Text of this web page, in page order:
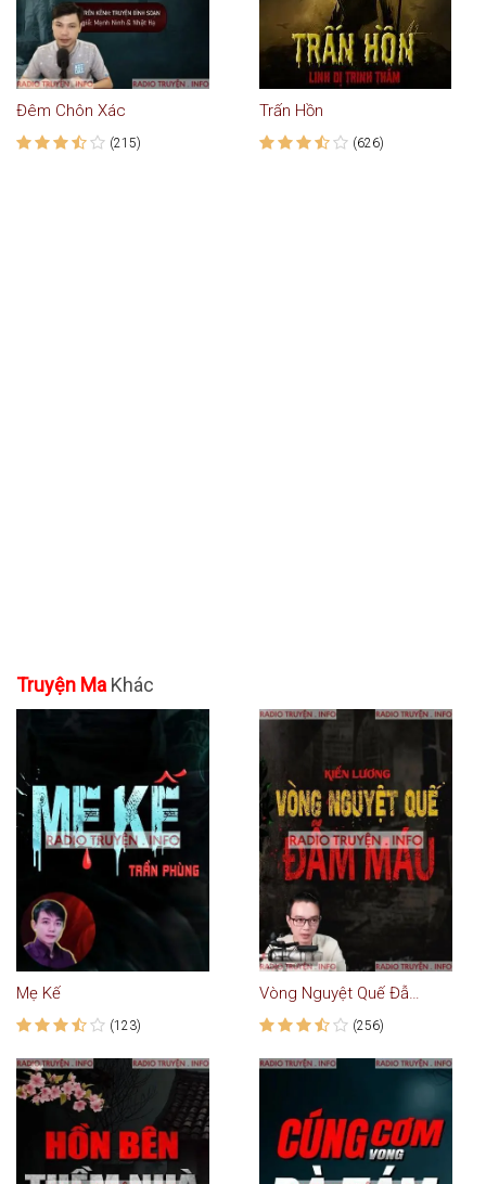
Đêm Chôn Xác
(215)
Trấn Hồn
(626)
Truyện Ma Khác
Mẹ Kế
(123)
Vòng Nguyệt Quế Đẫm Máu
(256)